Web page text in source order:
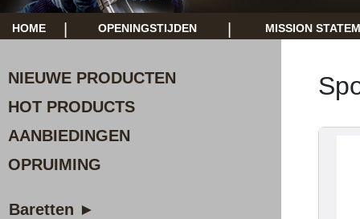
HOME OPENINGSTIJDEN MISSION
NIEUWE PRODUCTEN
HOT PRODUCTS
AANBIEDINGEN
OPRUIMING
Baretten ►